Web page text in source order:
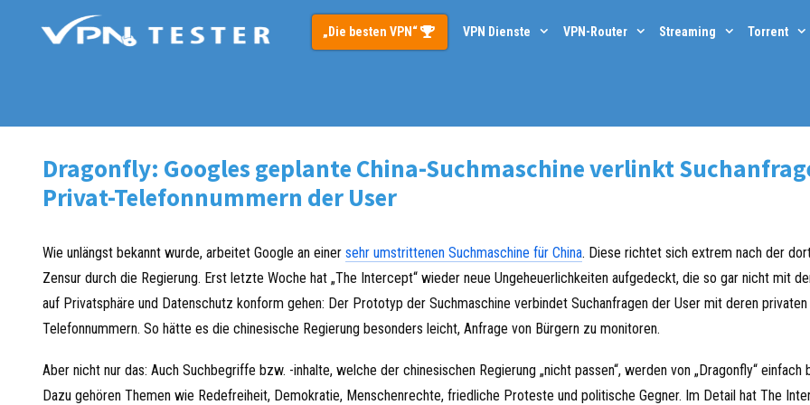
„Die besten VPN“ VPN Dienste VPN-Router Streaming Torrent
Dragonfly: Googles geplante China-Suchmaschine verlinkt
Privat-Telefonnummern der User
Wie unlängst bekannt wurde, arbeitet Google an einer sehr umstrittenen Suchmaschine für China. Diese richtet sich extrem nach der
Zensur durch die Regierung. Erst letzte Woche hat „The Intercept“ wieder neue Ungeheuerlichkeiten aufgedeckt, die so gar nicht mit
auf Privatsphäre und Datenschutz konform gehen: Der Prototyp der Suchmaschine verbindet Suchanfragen der User mit deren privaten
Telefonnummern. So hätte es die chinesische Regierung besonders leicht, Anfrage von Bürgern zu monitoren.
Aber nicht nur das: Auch Suchbegriffe bzw. -inhalte, welche der chinesischen Regierung „nicht passen“, werden von „Dragonfly“ einfach
Dazu gehören Themen wie Redefreiheit, Demokratie, Menschenrechte, friedliche Proteste und politische Gegner. Im Detail hat The